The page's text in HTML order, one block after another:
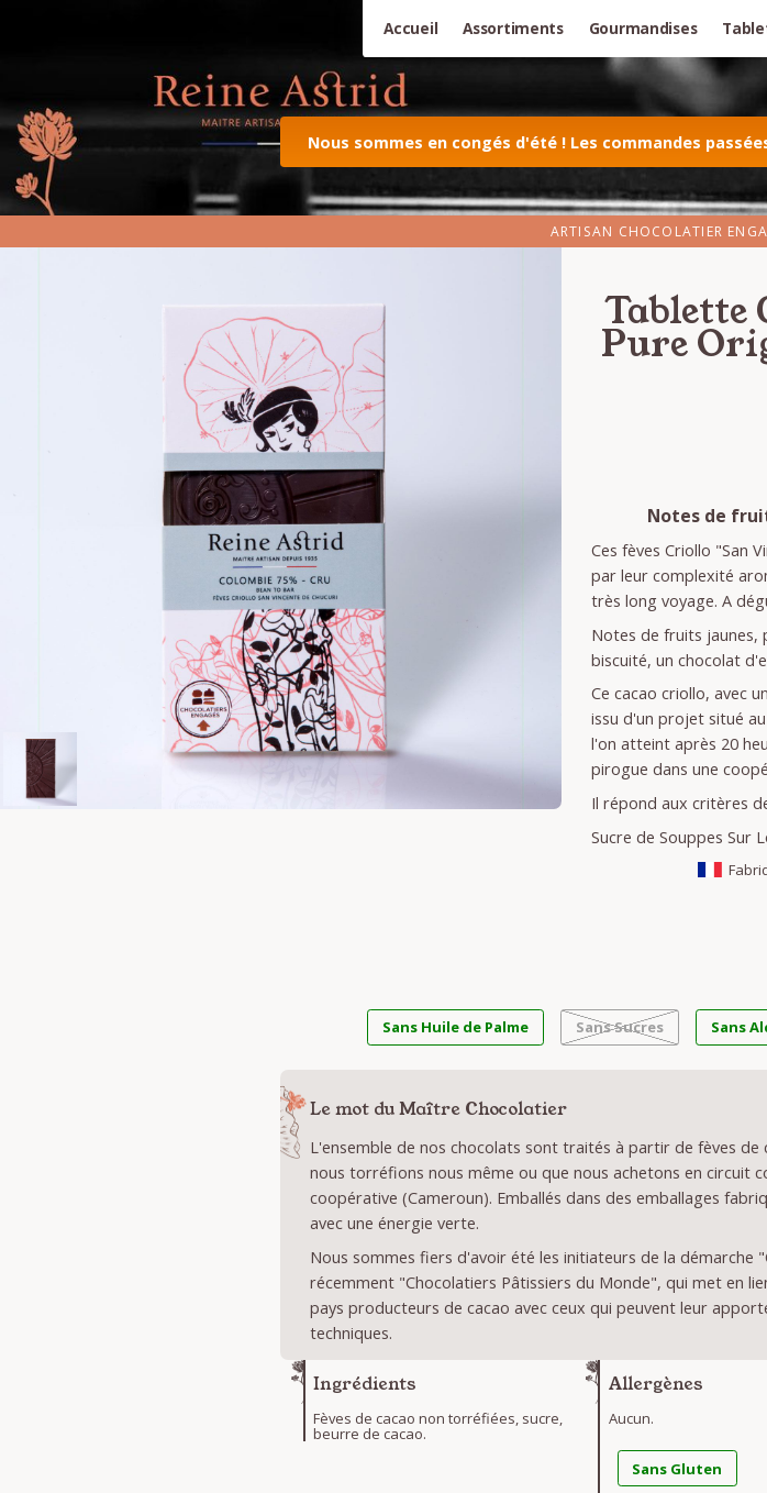
Accueil Assortiments Gourmandises
Nous sommes en congés d'été ! Les commandes
ARTISAN CHOCOLATIER
Tablette
Pure
Notes de
Ces fèves Criollo "San
par leur complexité
très long voyage. A
Notes de fruits
biscuité, un chocolat
Ce cacao criollo, avec
issu d'un projet situé
l'on atteint après 20
pirogue dans une
Il répond aux critères
Sucre de Souppes Sur
Sans Huile de Palme Sans Sucres Sans
Le mot du Maître Chocolatier
L'ensemble de nos chocolats sont traités à partir de fèves de
nous torréfions nous même ou que nous achetons en circuit
coopérative (Cameroun). Emballés dans des emballages
avec une énergie verte.
Nous sommes fiers d'avoir été les initiateurs de la démarche
récemment "Chocolatiers Pâtissiers du Monde", qui met en
pays producteurs de cacao avec ceux qui peuvent leur
techniques.
Ingrédients
Fèves de cacao non torréfiées, sucre,
beurre de cacao.
Allergènes
Aucun.
Sans Gluten